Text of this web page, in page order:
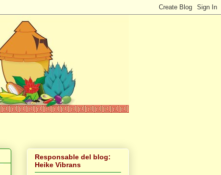
Responsable del blog:
Heike Vibrans